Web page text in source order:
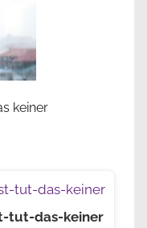
keiner
tut-das-keiner